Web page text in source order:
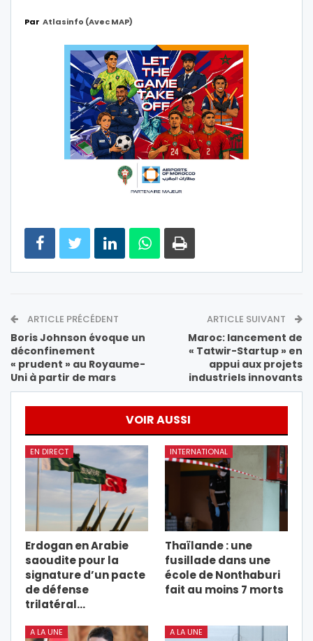
Par Atlasinfo (avec MAP)
ARTICLE PRÉCÉDENT
Boris Johnson évoque un
déconfinement
« prudent » au Royaume-
Uni à partir de mars
ARTICLE SUIVANT
Maroc: lancement de
« Tatwir-Startup » en
appui aux projets
industriels innovants
VOIR AUSSI
EN DIRECT
Erdogan en Arabie
saoudite pour la
signature d’un pacte
de défense
trilatéral…
INTERNATIONAL
Thaïlande : une
fusillade dans une
école de Nonthaburi
fait au moins 7 morts
A LA UNE A LA UNE